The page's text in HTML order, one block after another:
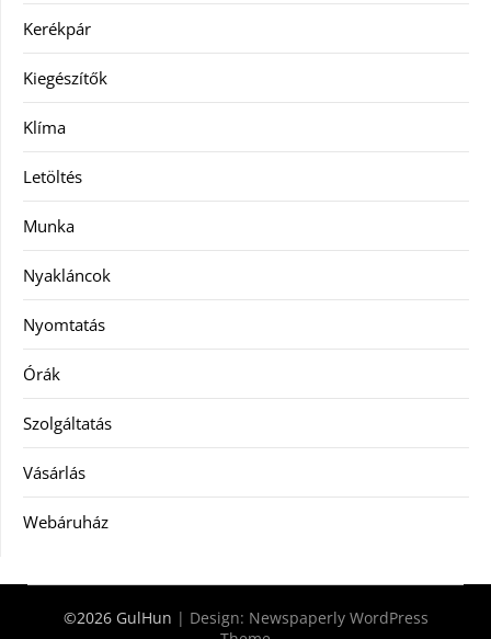
Kerékpár
Kiegészítők
Klíma
Letöltés
Munka
Nyakláncok
Nyomtatás
Órák
Szolgáltatás
Vásárlás
Webáruház
©2026 GulHun | Design: Newspaperly WordPress